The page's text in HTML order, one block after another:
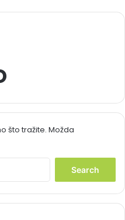
što tražite. Možda